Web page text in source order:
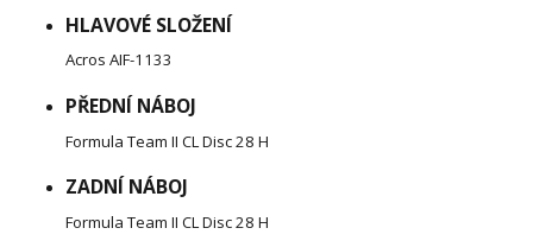
HLAVOVÉ SLOŽENÍ
Acros AIF-1133
PŘEDNÍ NÁBOJ
Formula Team II CL Disc 28 H
ZADNÍ NÁBOJ
Formula Team II CL Disc 28 H